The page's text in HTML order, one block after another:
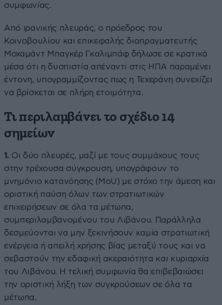
συμφωνίας.
Από ιρανικής πλευράς, ο πρόεδρος του
Κοινοβουλίου και επικεφαλής διαπραγματευτής
Μοχαμάντ Μπαγκέρ Γκαλιμπάφ δήλωσε σε κρατικά
μέσα ότι η δυσπιστία απέναντι στις ΗΠΑ παραμένει
έντονη, υπογραμμίζοντας πως η Τεχεράνη συνεχίζει
να βρίσκεται σε πλήρη ετοιμότητα.
Τι περιλαμβάνει το σχέδιο 14
σημείων
1. Οι δύο πλευρές, μαζί με τους συμμάχους τους
στην τρέχουσα σύγκρουση, υπογράφουν το
μνημόνιο κατανόησης (MoU) με στόχο την άμεση και
οριστική παύση όλων των στρατιωτικών
επιχειρήσεων σε όλα τα μέτωπα,
συμπεριλαμβανομένου του Λιβάνου. Παράλληλα
δεσμεύονται να μην ξεκινήσουν καμία στρατιωτική
ενέργεια ή απειλή χρήσης βίας μεταξύ τους και να
σεβαστούν την εδαφική ακεραιότητα και κυριαρχία
του Λιβάνου. Η τελική συμφωνία θα επιβεβαιώσει
την οριστική λήξη των συγκρούσεων σε όλα τα
μέτωπα.